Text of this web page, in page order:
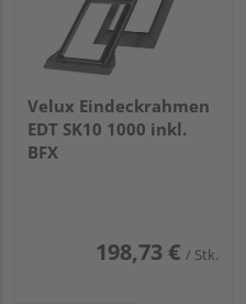
Velux Eindeckrahmen
EDT SK10 1000 inkl.
BFX
198,73 € / Stk.